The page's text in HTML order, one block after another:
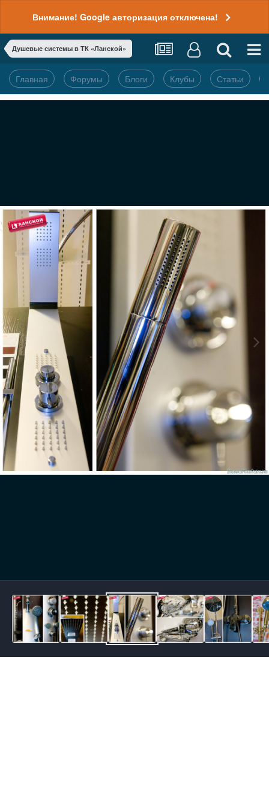
Внимание! Google авторизация отключена!
Душевые системы в ТК «Ланской»
Главная Форумы Блоги Клубы Статьи